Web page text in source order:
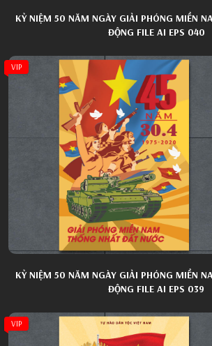
KỶ NIỆM 50 NĂM NGÀY GIẢI PHÓNG MIỀN
ĐỘNG FILE AI EPS 040
VIP
KỶ NIỆM 50 NĂM NGÀY GIẢI PHÓNG MIỀN
ĐỘNG FILE AI EPS 039
VIP